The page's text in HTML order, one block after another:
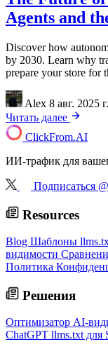
Agents and
Discover how
by 2030. Learn why
prepare your store for
Alex 8 авг. 2025 г.
Читать далее
ClickFrom.AI
ИИ-трафик для
Подписаться
Resources
Blog Шаблоны
видимости
Политика
Решения
Оптимизатор AI-
ChatGPT llms.txt для